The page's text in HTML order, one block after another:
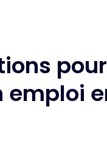
emploi